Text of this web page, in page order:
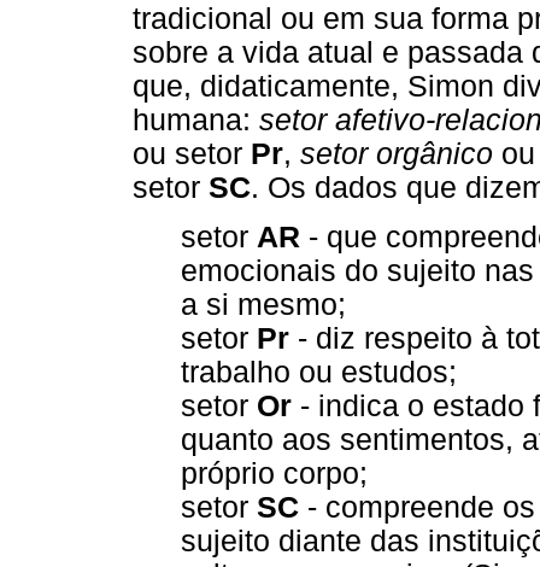
tradicional ou em sua forma
sobre a vida atual e passada
que, didaticamente, Simon
humana: setor afetivo-
ou setor Pr, setor orgânico
setor SC. Os dados que
setor AR - que
emocionais do sujeito
a si mesmo;
setor Pr - diz respeito à
trabalho ou estudos;
setor Or - indica o estado
quanto aos sentimentos,
próprio corpo;
setor SC - compreende
sujeito diante das